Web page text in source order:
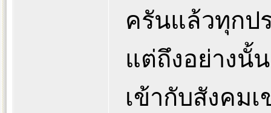
ครันแล้วทุกป
แต่ถึงอย่างนั้
เข้ากับสังคมเ